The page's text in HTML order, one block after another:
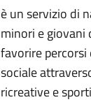
è un servizio di
minori e giovani
favorire
sociale
ricreative e